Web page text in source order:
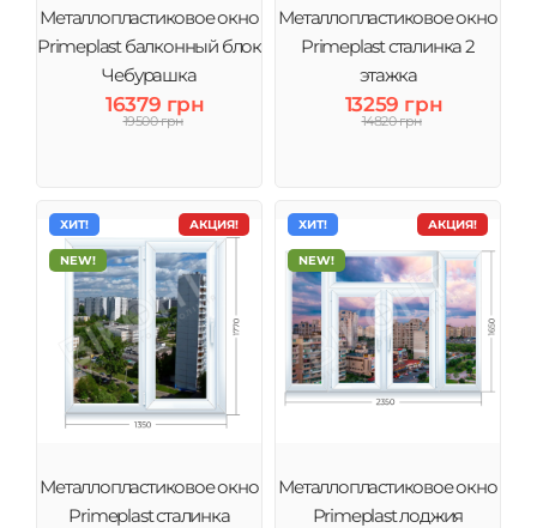
Металлопластиковое окно
Primeplast балконный блок
Чебурашка
16379 грн
19500 грн
Металлопластиковое окно
Primeplast сталинка 2
этажка
13259 грн
14820 грн
АКЦИЯ!
ХИТ!
NEW!
Металлопластиковое окно
Primeplast сталинка
АКЦИЯ!
ХИТ!
NEW!
Металлопластиковое окно
Primeplast лоджия